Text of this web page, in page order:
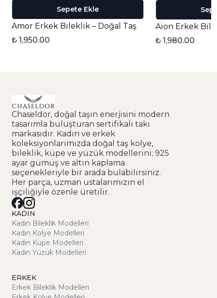
Sepete Ekle
Amor Erkek Bileklik – Doğal Taş
₺ 1,950.00
Aion Erkek
₺ 1,980.00
Chaseldor, doğal taşın enerjisini modern
tasarımla buluşturan sertifikalı takı
markasıdır. Kadın ve erkek
koleksiyonlarımızda doğal taş kolye,
bileklik, küpe ve yüzük modellerini; 925
ayar gümüş ve altın kaplama
seçenekleriyle bir arada bulabilirsiniz.
Her parça, uzman ustalarımızın el
işçiliğiyle özenle üretilir.
KADIN
Kadın Bileklik Modelleri
Kadın Kolye Modelleri
Kadın Küpe Modelleri
Kadın Yüzük Modelleri
ERKEK
Erkek Bileklik Modelleri